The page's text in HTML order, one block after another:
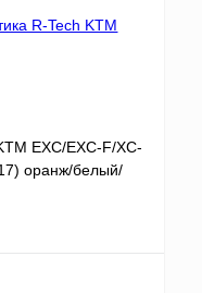
EXC/EXC-F/XC-
оранж/белый/